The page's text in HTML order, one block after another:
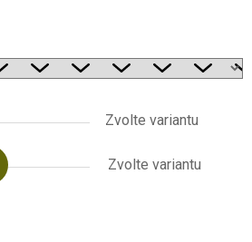
Zvolte variantu
Zvolte variantu